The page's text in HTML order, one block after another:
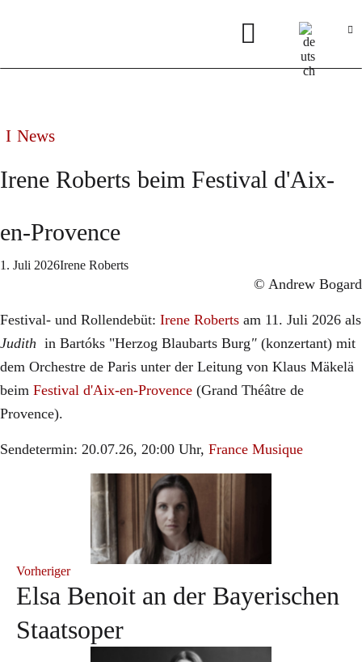
News
Irene Roberts beim Festival d'Aix-
en-Provence
1. Juli 2026Irene Roberts
© Andrew Bogard
Festival- und Rollendebüt: Irene Roberts am 11. Juli 2026 als
Judith in Bartóks "Herzog Blaubarts Burg" (konzertant) mit
dem Orchestre de Paris unter der Leitung von Klaus Mäkelä
beim Festival d'Aix-en-Provence (Grand Théâtre de
Provence).
Sendetermin: 20.07.26, 20:00 Uhr, France Musique
Vorheriger
Elsa Benoit an der Bayerischen
Staatsoper